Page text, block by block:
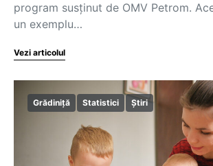
program susținut de OMV Petrom.
un exemplu…
Vezi articolul
Grădiniță Statistici Știri